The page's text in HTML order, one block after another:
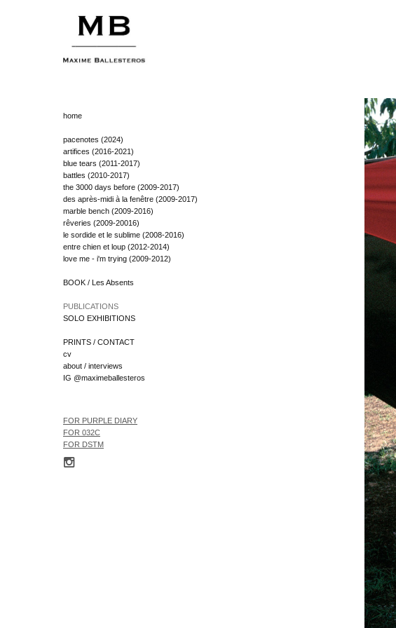
home
pacenotes (2024)
artifices (2016-2021)
blue tears (2011-2017)
battles (2010-2017)
the 3000 days before (2009-2017)
des après-midi à la fenêtre (2009-2017)
marble bench (2009-2016)
rêveries (2009-20016)
le sordide et le sublime (2008-2016)
entre chien et loup (2012-2014)
love me - i'm trying (2009-2012)
BOOK / Les Absents
PUBLICATIONS
SOLO EXHIBITIONS
PRINTS / CONTACT
cv
about / interviews
IG @maximeballesteros
FOR PURPLE DIARY
FOR 032C
FOR DSTM